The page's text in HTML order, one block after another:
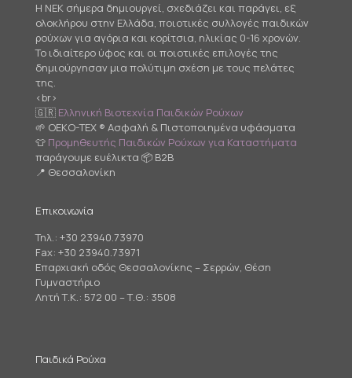
Η NEK σήμερα δημιουργεί, σχεδιάζει και παράγει, εξ
ολοκλήρου στην Ελλάδα, ποιοτικές συλλογές παιδικών
ρούχων για αγόρια και κορίτσια, ηλικίας 0-16 χρονών.
Το ιδιαίτερο ύφος και οι ποιοτικές επιλογές της
δημιούργησαν μια πολύτιμη σχέση με τους πελάτες
της.
<br>
🇬🇷 Ελληνική Βιοτεχνία Παιδικών Ρούχων
🌱 OEKO-TEX ® Ασφαλή & Πιστοποιημένα υφάσματα
👕 Προμηθευτής Παιδικών Ρούχων για Καταστήματα
παράγουμε ευέλικτα 📦 B2B
📍 Θεσσαλονίκη
Επικοινωνία
Τηλ.: +30 23940.73970
Fax: +30 23940.73971
Επαρχιακή οδός Θεσσαλονίκης – Σερρών, Θέση
Γυμναστήριο
Λητή Τ.Κ.: 572 00 – Τ.Θ.: 3508
Παιδικά Ρούχα